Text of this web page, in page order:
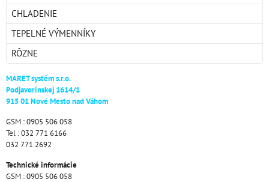
CHLADENIE
TEPELNÉ VÝMENNÍKY
RÔZNE
MARET systém s.r.o.
Podjavorinskej 1614/1
915 01 Nové Mesto nad Váhom
GSM : 0905 506 058
Tel : 032 771 6166
032 771 2692
Technické informácie
GSM : 0905 506 058